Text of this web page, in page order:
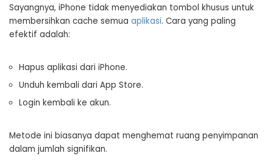
Sayangnya, iPhone tidak menyediakan tombol khusus untuk
membersihkan cache semua aplikasi. Cara yang paling
efektif adalah:
Hapus aplikasi dari iPhone.
Unduh kembali dari App Store.
Login kembali ke akun.
Metode ini biasanya dapat menghemat ruang penyimpanan
dalam jumlah signifikan.